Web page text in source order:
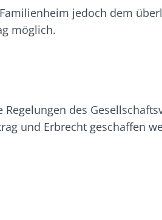
jedoch dem
möglich.
des
und Erbrecht geschaffen